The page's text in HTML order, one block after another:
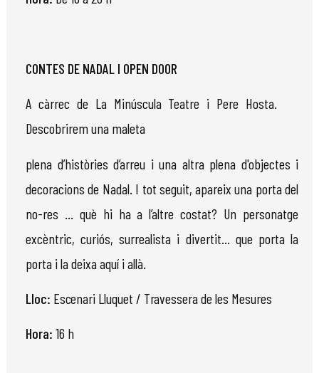
CONTES DE NADAL I OPEN DOOR
A càrrec de La Minúscula Teatre i Pere Hosta.
Descobrirem una maleta
plena d’històries d’arreu i una altra plena d'objectes i
decoracions de Nadal. I totseguit, apareix una porta del
no-res … què hi ha a l’altre costat? Un personatge
excèntric, curiós, surrealista i divertit… que porta la
porta i la deixa aquí i allà.
Lloc: Escenari Lluquet / Travesserade les Mesures
Hora: 16 h